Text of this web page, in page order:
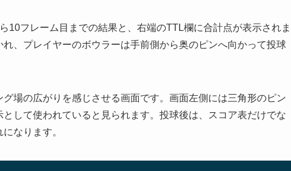
10フレーム目までの結果と、右端のTTL欄に合計点が表示されま
、プレイヤーのボウラーは手前側から奥のピンへ向かって投球
場の広がりを感じさせる画面です。画面左側には三角形のピン
して使われていると見られます。投球後は、スコア表だけでな
なります。